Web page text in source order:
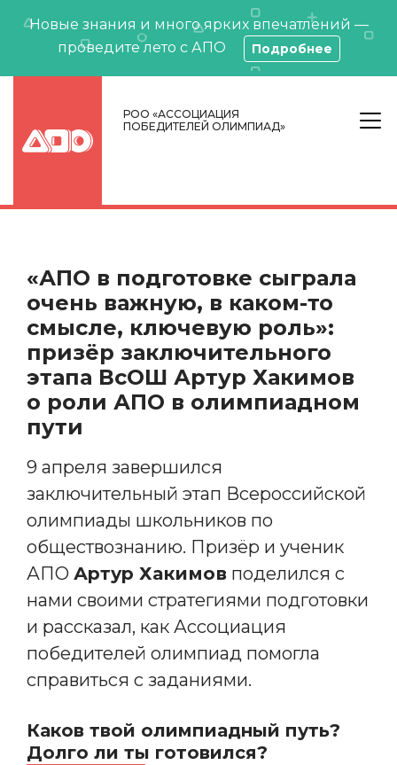
Новые знания и много ярких впечатлений —
проведите лето с АПО
Подробнее
РОО «АССОЦИАЦИЯ
ПОБЕДИТЕЛЕЙ ОЛИМПИАД»
«АПО в подготовке сыграла
очень важную, в каком-то
смысле, ключевую роль»:
призёр заключительного
этапа ВсОШ Артур Хакимов
о роли АПО в олимпиадном
пути
9 апреля завершился
заключительный этап Всероссийской
олимпиады школьников по
обществознанию. Призёр и ученик
АПО Артур Хакимов поделился с
нами своими стратегиями подготовки
и рассказал, как Ассоциация
победителей олимпиад помогла
справиться с заданиями.
Каков твой олимпиадный путь?
Долго ли ты готовился?